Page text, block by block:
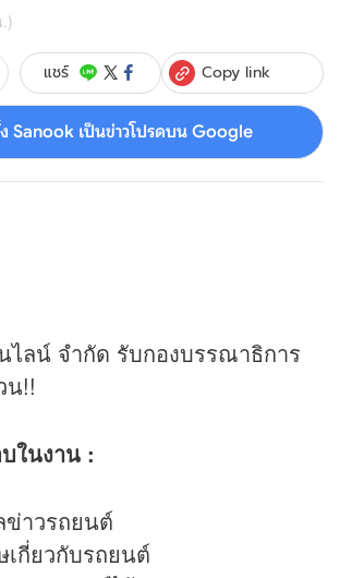
แชร์ Copy link
Sanook เป็นข่าวโปรดบน Google
ลน์ จำกัด รับกองบรรณาธิการ
น!!
ในงาน :
าวรถยนต์
เกี่ยวกับรถยนต์